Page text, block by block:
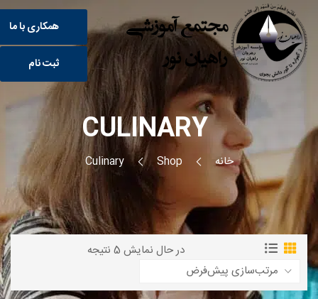
ثبت نام
همکاری با ما
CULINARY
خانه Shop
Culinary
در حال نمایش 5 نتیجه